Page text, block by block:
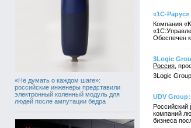
«Не думать о каждом шаге»:
российские инженеры представили
электронный коленный модуль для
людей после ампутации бедра
«1С-Рарус»
Компания
Обеспечен
3Logic
Россия
3Logic
UDV
Российский
компаний
бизнеса